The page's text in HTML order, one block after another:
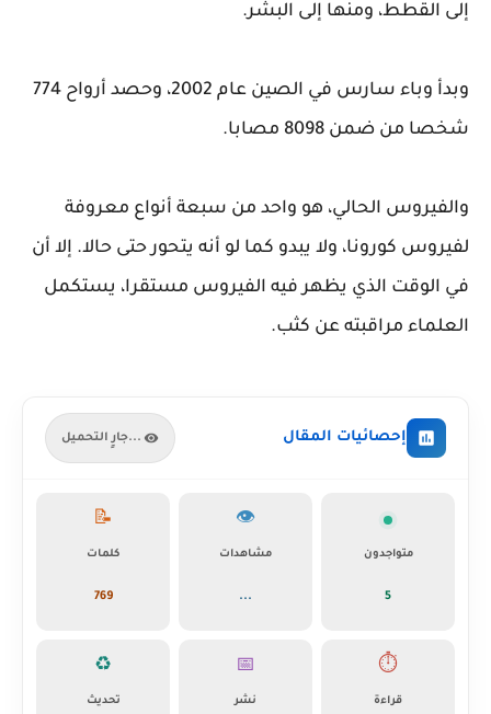
إلى القطط، ومنها إلى البشر.
وبدأ وباء سارس في الصين عام 2002، وحصد أرواح 774
شخصا من ضمن 8098 مصابا.
والفيروس الحالي، هو واحد من سبعة أنواع معروفة
لفيروس كورونا، ولا يبدو كما لو أنه يتحور حتى حالا. إلا أن
في الوقت الذي يظهر فيه الفيروس مستقرا، يستكمل
العلماء مراقبته عن كثب.
إحصائيات المقال جارٍ التحميل...
متواجدون
5
👁️
مشاهدات
...
📝
كلمات
769
⏱️
قراءة
📅
نشر
♻️
تحديث